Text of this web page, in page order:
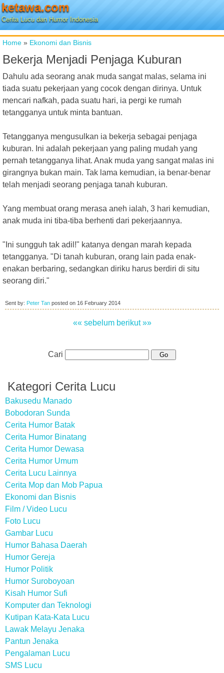
ketawa.com
Cerita Lucu dan Humor Indonesia
Home » Ekonomi dan Bisnis
Bekerja Menjadi Penjaga Kuburan
Dahulu ada seorang anak muda sangat malas, selama ini
tiada suatu pekerjaan yang cocok dengan dirinya. Untuk
mencari nafkah, pada suatu hari, ia pergi ke rumah
tetangganya untuk minta bantuan.
Tetangganya mengusulkan ia bekerja sebagai penjaga
kuburan. Ini adalah pekerjaan yang paling mudah yang
pernah tetangganya lihat. Anak muda yang sangat malas ini
girangnya bukan main. Tak lama kemudian, ia benar-benar
telah menjadi seorang penjaga tanah kuburan.
Yang membuat orang merasa aneh ialah, 3 hari kemudian,
anak muda ini tiba-tiba berhenti dari pekerjaannya.
"Ini sungguh tak adil!" katanya dengan marah kepada
tetangganya. "Di tanah kuburan, orang lain pada enak-
enakan berbaring, sedangkan diriku harus berdiri di situ
seorang diri."
Sent by: Peter Tan posted on 16 February 2014
«« sebelum berikut »»
Cari
Kategori Cerita Lucu
Bakusedu Manado
Bobodoran Sunda
Cerita Humor Batak
Cerita Humor Binatang
Cerita Humor Dewasa
Cerita Humor Umum
Cerita Lucu Lainnya
Cerita Mop dan Mob Papua
Ekonomi dan Bisnis
Film / Video Lucu
Foto Lucu
Gambar Lucu
Humor Bahasa Daerah
Humor Gereja
Humor Politik
Humor Suroboyoan
Kisah Humor Sufi
Komputer dan Teknologi
Kutipan Kata-Kata Lucu
Lawak Melayu Jenaka
Pantun Jenaka
Pengalaman Lucu
SMS Lucu